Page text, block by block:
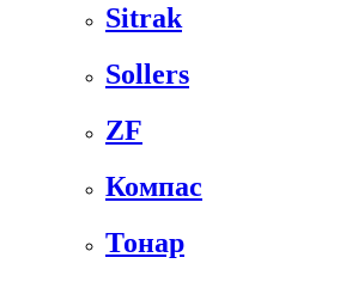
Sitrak
Sollers
ZF
Компас
Тонар